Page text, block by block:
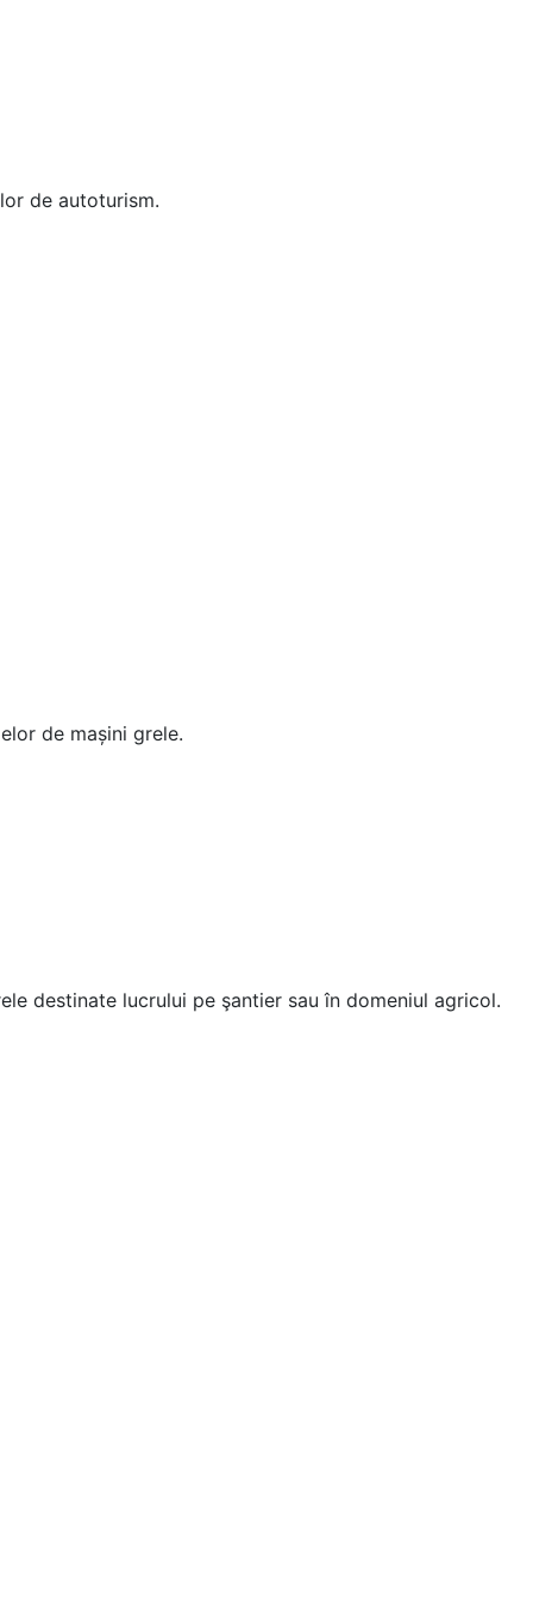
de autoturism.
de mașini grele.
destinate lucrului pe şantier sau în domeniul agricol.